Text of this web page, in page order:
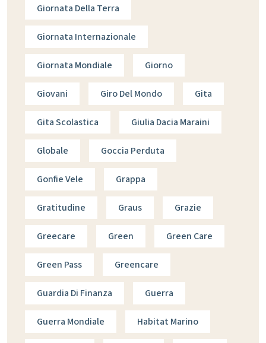
Giornata Della Terra
Giornata Internazionale
Giornata Mondiale Giorno
Giovani Giro Del Mondo Gita
Gita Scolastica Giulia Dacia Maraini
Globale Goccia Perduta
Gonfie Vele Grappa
Gratitudine Graus Grazie
Greecare Green Green Care
Green Pass Greencare
Guardia Di Finanza Guerra
Guerra Mondiale Habitat Marino